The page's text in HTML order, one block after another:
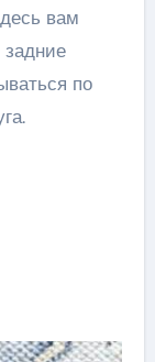
вам
по